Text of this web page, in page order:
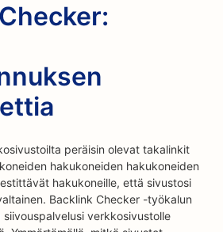
peräisin olevat takalinkit
hakukoneiden hakukoneiden
hakukoneille, että sivustosi
Backlink Checker -työkalun
verkkosivustolle